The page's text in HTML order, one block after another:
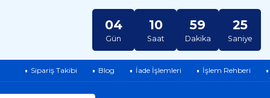
04
Gün
10
Saat
59
Dakika
24
Saniye
Sipariş Takibi Blog İade İşlemleri İşlem Rehberi